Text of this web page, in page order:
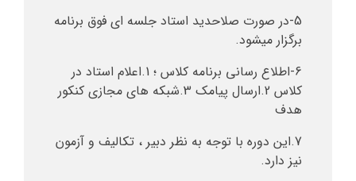
5-در صورت صلاحدید استاد جلسه ای فوق برنامه
برگزار میشود.
6-اطلاع رسانی برنامه کلاس ؛ 1.اعلام استاد در
کلاس 2.ارسال پیامک 3.شبکه های مجازی کنکور
هدف
7.این دوره با توجه به نظر دبیر ، تکالیف و آزمون
نیز دارد.